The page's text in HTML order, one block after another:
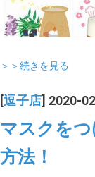
＞＞続きを見る
逗子店 ] 2020-
マスクを
方法！